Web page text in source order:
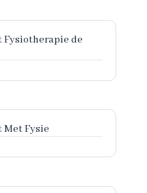
Fysiotherapie de
Met Fysie